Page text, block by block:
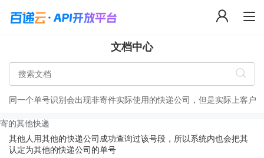
文档中心
同一个单号识别会出现非寄件实际使用的快递公司，但是实际上客户
寄的其他快递
其他人用其他的快递公司成功查询过该号段，所以系统内也会把其
认定为其他的快递公司的单号